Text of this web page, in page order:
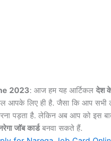
2023: आज हम यह आर्टिकल देश
आपके लिए ही है. जैसा कि आप सभी
पड़ता है. लेकिन अब आप को इस
जॉब कार्डबनवा सकते हैं.